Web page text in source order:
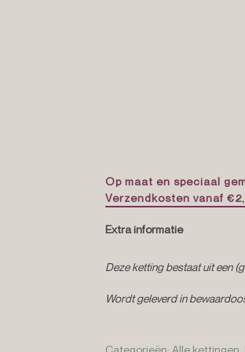
Op maat en speciaal
Verzendkosten vanaf
Extra informatie
Deze ketting bestaat uit een
Wordt geleverd in
Categorieën:Alle kettingen